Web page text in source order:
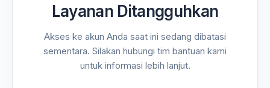
Layanan Ditangguhkan
Akses ke akun Anda saat ini sedang dibatasi
sementara. Silakan hubungi tim bantuan kami
untuk informasi lebih lanjut.